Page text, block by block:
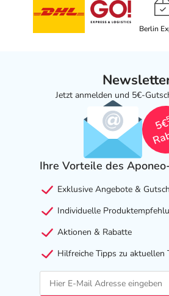
Berlin
Jetzt anmelden und 5€-
5€
Ihre Vorteile des
Exklusive Angebote &
Individuelle
Aktionen & Rabatte
Hilfreiche Tipps zu aktuellen